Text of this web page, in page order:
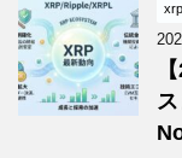
xrp